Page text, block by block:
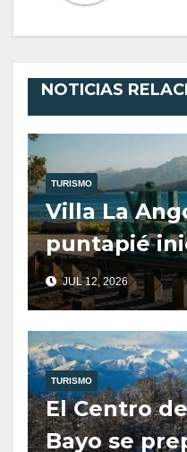
NOTICIAS
TURISMO
Villa La
puntapié
en la
para las
mayor
JUL 12, 2026
TURISMO
El Centro
Bayo se